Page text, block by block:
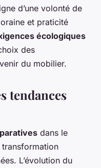
d’une volonté de
et praticité
écologiques
des
du mobilier.
tendances
dans le
transformation
L’évolution du